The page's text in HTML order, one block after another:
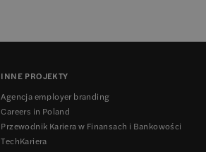
INNE PROJEKTY
Agencja employer branding
Careers in Poland
Przewodnik Kariera w Finansach i Bankowości
TechKariera